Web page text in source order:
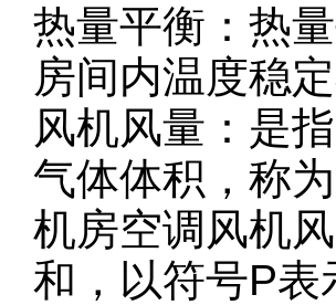
热量平衡：热
房间内温度稳定
风机风量：是
气体体积，称
机房空调风机
和，以符号P